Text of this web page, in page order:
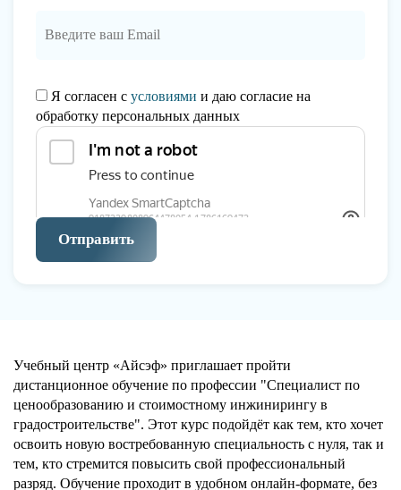
Я согласен с условиями и даю согласие на
обработку персональных данных
Отправить
Учебный центр «Айсэф» приглашает пройти
дистанционное обучение по профессии "Специалист по
ценообразованию и стоимостному инжинирингу в
градостроительстве". Этот курс подойдёт как тем, кто хочет
освоить новую востребованную специальность с нуля, так и
тем, кто стремится повысить свой профессиональный
разряд. Обучение проходит в удобном онлайн-формате, без